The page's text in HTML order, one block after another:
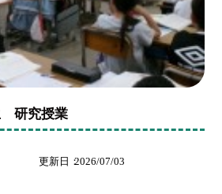
研究授業
更新日 2026/07/03